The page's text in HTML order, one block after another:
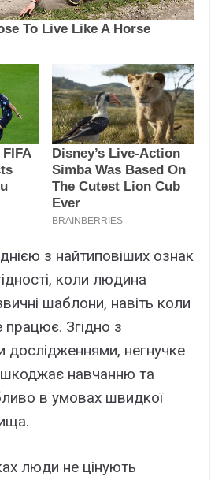
з найтиповіших ознак
коли людина
шаблони, навіть коли
працює. Згідно з
дослідженнями, негнучке
навчанню та
в умовах швидкої
люди не цінують